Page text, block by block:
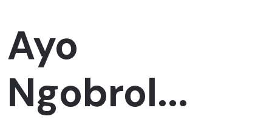
Ayo
Ngobrol...